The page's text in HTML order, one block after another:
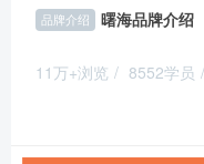
品牌介绍 曙海品牌介绍
11万+浏览 / 8552学员 /